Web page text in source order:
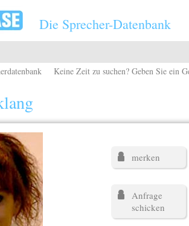
Die Sprecher-Datenbank
Keine Zeit zu suchen? Geben Sie ein
merken
Anfrage
schicken